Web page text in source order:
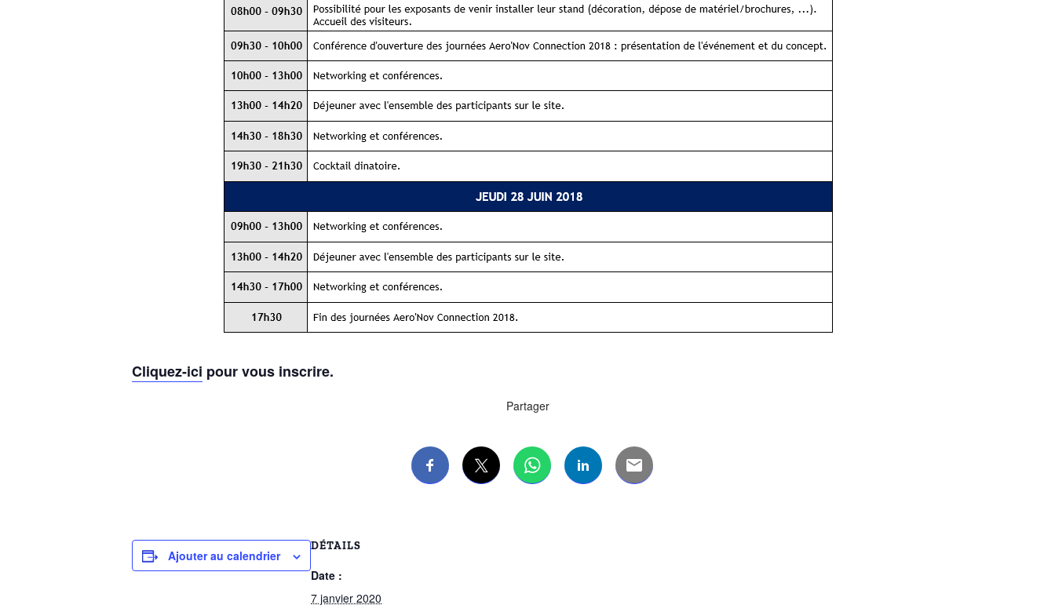
Cliquez-ici pour vous inscrire.
Partager
Ajouter au calendrier
DÉTAILS
Date :
7 janvier 2020